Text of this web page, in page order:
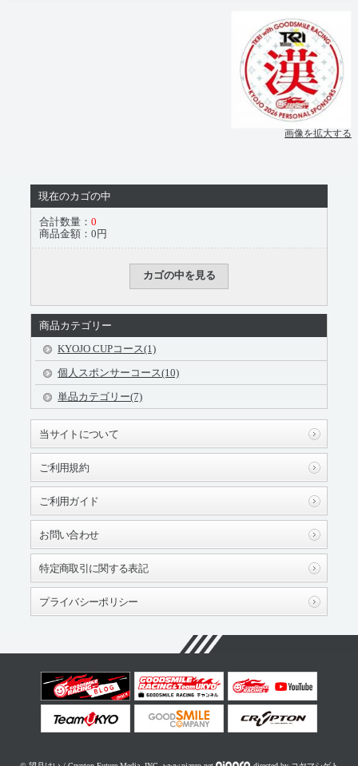
画像を拡大する
現在のカゴの中
合計数量：0
商品金額：0円
カゴの中を見る
商品カテゴリー
KYOJO CUPコース(1)
個人スポンサーコース(10)
単品カテゴリー(7)
当サイトについて
ご利用規約
ご利用ガイド
お問い合わせ
特定商取引に関する表記
プライバシーポリシー